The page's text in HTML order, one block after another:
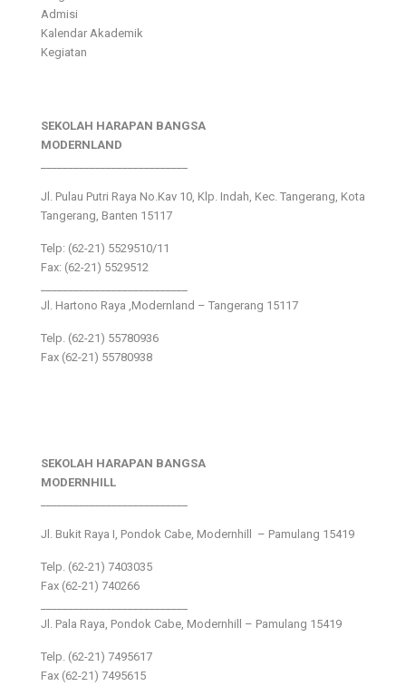
Admisi
Kalendar Akademik
Kegiatan
SEKOLAH HARAPAN BANGSA
MODERNLAND
Jl. Pulau Putri Raya No.Kav 10, Klp. Indah, Kec. Tangerang, Kota
Tangerang, Banten 15117
Telp: (62-21) 5529510/11
Fax: (62-21) 5529512
Jl. Hartono Raya ,Modernland – Tangerang 15117
Telp. (62-21) 55780936
Fax (62-21) 55780938
SEKOLAH HARAPAN BANGSA
MODERNHILL
Jl. Bukit Raya I, Pondok Cabe, Modernhill – Pamulang 15419
Telp. (62-21) 7403035
Fax (62-21) 740266
Jl. Pala Raya, Pondok Cabe, Modernhill – Pamulang 15419
Telp. (62-21) 7495617
Fax (62-21) 7495615